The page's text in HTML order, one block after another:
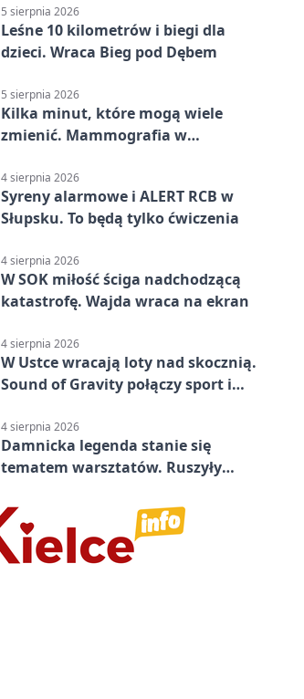
5 sierpnia 2026
Leśne 10 kilometrów i biegi dla
dzieci. Wraca Bieg pod Dębem
5 sierpnia 2026
Kilka minut, które mogą wiele
zmienić. Mammografia w
4 sierpnia 2026
Syreny alarmowe i ALERT RCB w
Słupsku. To będą tylko ćwiczenia
4 sierpnia 2026
W SOK miłość ściga nadchodzącą
katastrofę. Wajda wraca na ekran
4 sierpnia 2026
W Ustce wracają loty nad skocznią.
Sound of Gravity połączy sport i
4 sierpnia 2026
Damnicka legenda stanie się
tematem warsztatów. Ruszyły